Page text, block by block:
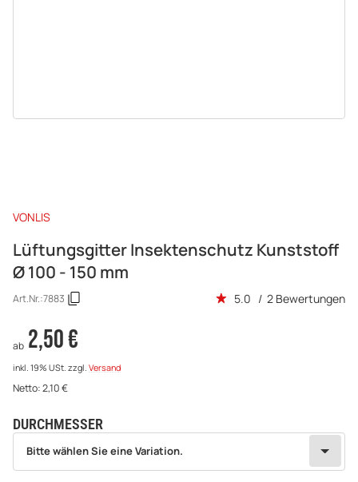
VONLIS
Lüftungsgitter Insektenschutz Kunststoff
Ø 100 - 150 mm
Art.Nr.:7883 5.0 / 2 Bewertungen
ab 2,50 €
inkl. 19% USt. zzgl. Versand
Netto:2,10€
DURCHMESSER
wählen
Bitte wählen Sie eine Variation.